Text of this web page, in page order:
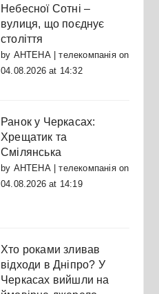
Небесної Сотні –
вулиця, що поєднує
століття
by АНТЕНА | телекомпаніяon
04.08.2026 at 14:32
Ранок у Черкасах:
Хрещатик та
Смілянська
by АНТЕНА | телекомпаніяon
04.08.2026 at 14:19
Хто роками зливав
відходи в Дніпро? У
Черкасах вийшли на